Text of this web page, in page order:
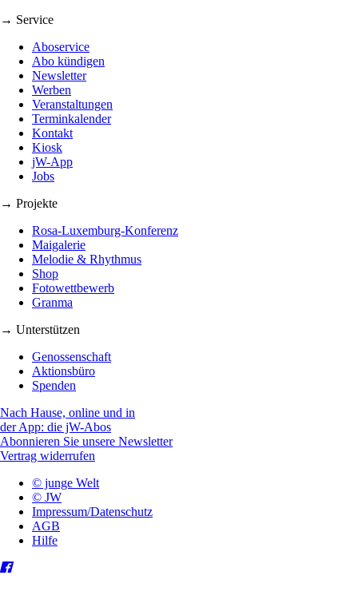
→ Service
Aboservice
Abo kündigen
Newsletter
Werben
Veranstaltungen
Terminkalender
Kontakt
Kiosk
jW-App
Jobs
→ Projekte
Rosa-Luxemburg-Konferenz
Maigalerie
Melodie & Rhythmus
Shop
Fotowettbewerb
Granma
→ Unterstützen
Genossenschaft
Aktionsbüro
Spenden
Nach Hause, online und in
der App: die jW-Abos
Abonnieren Sie unsere Newsletter
Vertrag widerrufen
© junge Welt
© JW
Impressum/Datenschutz
AGB
Hilfe